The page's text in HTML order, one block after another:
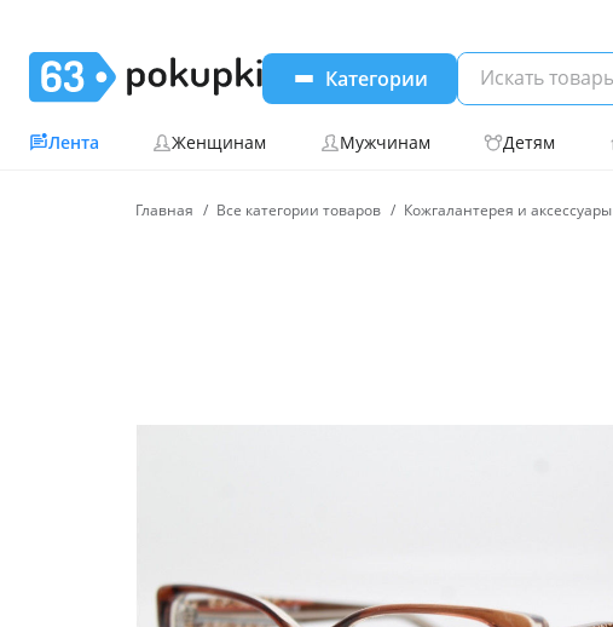
Категории
Лента Женщинам Мужчинам Детям
Главная Все категории товаров Кожгалантерея и аксессуары